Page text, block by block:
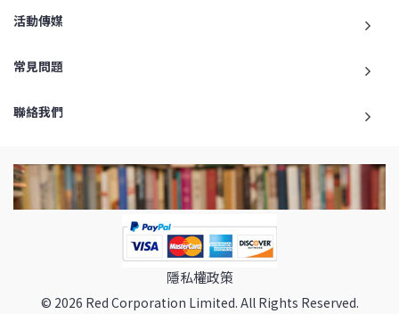
活動傳媒
常見問題
聯絡我們
隱私權政策
© 2026 Red Corporation Limited. All Rights Reserved.